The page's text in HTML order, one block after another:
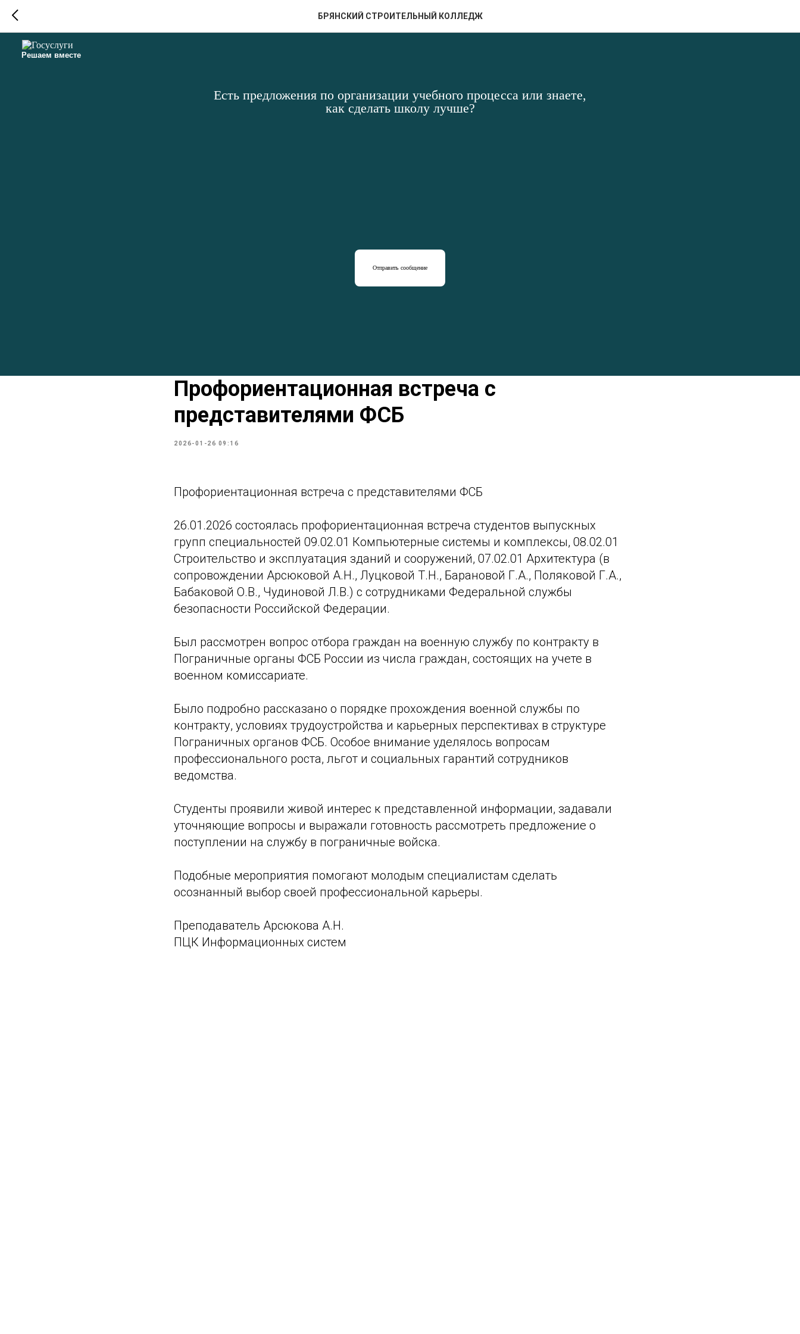
Решаем вместе
Есть предложения по организации учебного процесса или знаете,
как сделать школу лучше?
Отправить сообщение
БРЯНСКИЙ СТРОИТЕЛЬНЫЙ КОЛЛЕДЖ
Профориентационная встреча с
представителями ФСБ
2026-01-26 09:16
Профориентационная встреча с представителями ФСБ
26.01.2026 состоялась профориентационная встреча студентов выпускных
групп специальностей 09.02.01 Компьютерные системы и комплексы, 08.02.01
Строительство и эксплуатация зданий и сооружений, 07.02.01 Архитектура (в
сопровождении Арсюковой А.Н., Луцковой Т.Н., Барановой Г.А., Поляковой Г.А.,
Бабаковой О.В., Чудиновой Л.В.) с сотрудниками Федеральной службы
безопасности Российской Федерации.
Был рассмотрен вопрос отбора граждан на военную службу по контракту в
Пограничные органы ФСБ России из числа граждан, состоящих на учете в
военном комиссариате.
Было подробно рассказано о порядке прохождения военной службы по
контракту, условиях трудоустройства и карьерных перспективах в структуре
Пограничных органов ФСБ. Особое внимание уделялось вопросам
профессионального роста, льгот и социальных гарантий сотрудников
ведомства.
Студенты проявили живой интерес к представленной информации, задавали
уточняющие вопросы и выражали готовность рассмотреть предложение о
поступлении на службу в пограничные войска.
Подобные мероприятия помогают молодым специалистам сделать
осознанный выбор своей профессиональной карьеры.
Преподаватель Арсюкова А.Н.
ПЦК Информационных систем